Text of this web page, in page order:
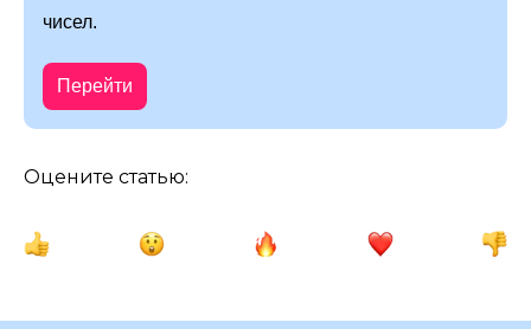
чисел.
Перейти
Оцените статью: